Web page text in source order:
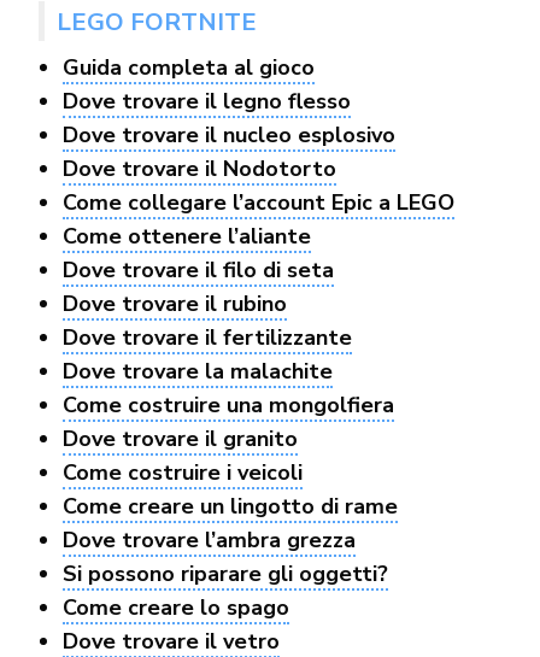
LEGO FORTNITE
Guida completa al gioco
Dove trovare il legno flesso
Dove trovare il nucleo esplosivo
Dove trovare il Nodotorto
Come collegare l’account Epic a LEGO
Come ottenere l’aliante
Dove trovare il filo di seta
Dove trovare il rubino
Dove trovare il fertilizzante
Dove trovare la malachite
Come costruire una mongolfiera
Dove trovare il granito
Come costruire i veicoli
Come creare un lingotto di rame
Dove trovare l’ambra grezza
Si possono riparare gli oggetti?
Come creare lo spago
Dove trovare il vetro